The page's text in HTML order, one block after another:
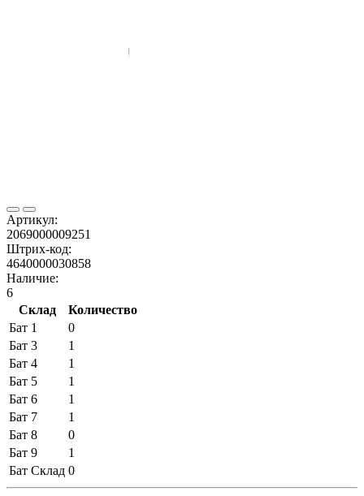
Артикул:
2069000009251
Штрих-код:
4640000030858
Наличие:
6
Склад
Количество
Бат 1
0
Бат 3
1
Бат 4
1
Бат 5
1
Бат 6
1
Бат 7
1
Бат 8
0
Бат 9
1
Бат Склад 0